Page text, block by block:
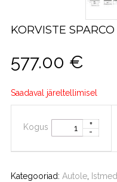
KORVISTE
577.00 €
Saadaval järeltellimisel
Kogus
Kategooriad: Autole